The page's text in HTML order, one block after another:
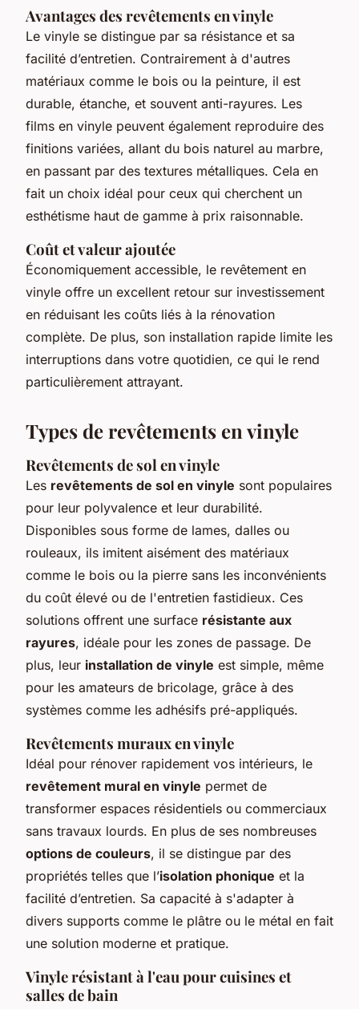
Avantages des revêtements en vinyle
Le vinyle se distingue par sa résistance et sa
facilité d’entretien. Contrairement à d'autres
matériaux comme le bois ou la peinture, il est
durable, étanche, et souvent anti-rayures. Les
films en vinyle peuvent également reproduire des
finitions variées, allant du bois naturel au marbre,
en passant par des textures métalliques. Cela en
fait un choix idéal pour ceux qui cherchent un
esthétisme haut de gamme à prix raisonnable.
Coût et valeur ajoutée
Économiquement accessible, le revêtement en
vinyle offre un excellent retour sur investissement
en réduisant les coûts liés à la rénovation
complète. De plus, son installation rapide limite les
interruptions dans votre quotidien, ce qui le rend
particulièrement attrayant.
Types de revêtements en vinyle
Revêtements de sol en vinyle
Les revêtements de sol en vinyle sont populaires
pour leur polyvalence et leur durabilité.
Disponibles sous forme de lames, dalles ou
rouleaux, ils imitent aisément des matériaux
comme le bois ou la pierre sans les inconvénients
du coût élevé ou de l'entretien fastidieux. Ces
solutions offrent une surface résistante aux
rayures, idéale pour les zones de passage. De
plus, leur installation de vinyle est simple, même
pour les amateurs de bricolage, grâce à des
systèmes comme les adhésifs pré-appliqués.
Revêtements muraux en vinyle
Idéal pour rénover rapidement vos intérieurs, le
revêtement mural en vinyle permet de
transformer espaces résidentiels ou commerciaux
sans travaux lourds. En plus de ses nombreuses
options de couleurs, il se distingue par des
propriétés telles que l’isolation phonique et la
facilité d’entretien. Sa capacité à s'adapter à
divers supports comme le plâtre ou le métal en fait
une solution moderne et pratique.
Vinyle résistant à l'eau pour cuisines et
salles de bain